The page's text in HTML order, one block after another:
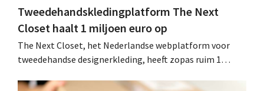
Tweedehandskledingplatform The Next
Closet haalt 1 miljoen euro op
The Next Closet, het Nederlandse webplatform voor
tweedehandse designerkleding, heeft zopas ruim 1
onder meer de vandaag gelanceerde Belgische website